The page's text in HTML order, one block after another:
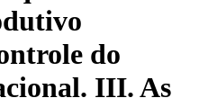
do
III. As